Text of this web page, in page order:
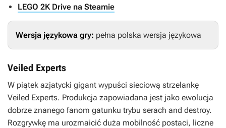
LEGO 2K Drive na Steamie
Wersja językowa gry: pełna polska wersja językowa
Veiled Experts
W piątek azjatycki gigant wypuści sieciową strzelankę
Veiled Experts. Produkcja zapowiadana jest jako ewolucja
dobrze znanego fanom gatunku trybu serach and destroy.
Rozgrywkę ma urozmaicić duża mobilność postaci, liczne